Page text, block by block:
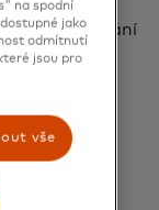
let u
na vyšetřování
na spodní
jako
odmítnutí
jsou pro
vše